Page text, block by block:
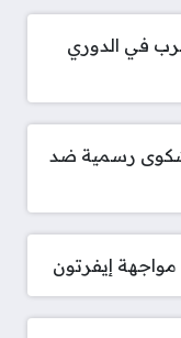
في الدوري
رسمية ضد
مواجهة إيفرتون